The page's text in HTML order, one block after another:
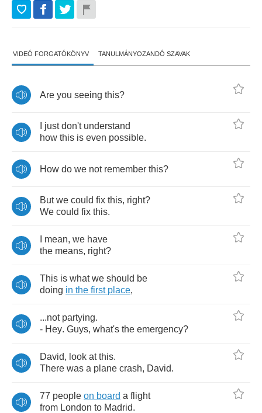
VIDEÓ FORGATÓKÖNYV TANULMÁNYOZANDÓ SZAVAK
Are you seeing this?
just don't understand
how this is even possible.
How do we not remember this?
But we could fix this, right?
We could fix this.
mean, we have
the means, right?
This is what we should be
doing in the first place,
...not partying.
- Hey. Guys, what's the emergency?
David, look at this.
There was a plane crash, David.
77 people on board a flight
from London to Madrid.